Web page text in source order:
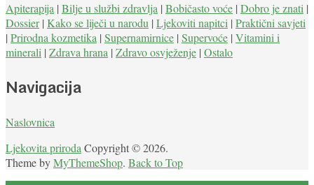
Apiterapija | Bilje u službi zdravlja | Bobičasto voće | Dobro je znati |
Dossier| Kako se liječi u narodu | Ljekoviti napitci | Praktični savjeti
| Prirodna kozmetika | Supernamirnice | Supervoće | Vitamini i
minerali | Zdrava hrana | Zdravo osvježenje | Ostalo
Navigacija
Naslovnica
Ljekovita prirodaCopyright © 2026.
Theme byMyThemeShop. Back to Top